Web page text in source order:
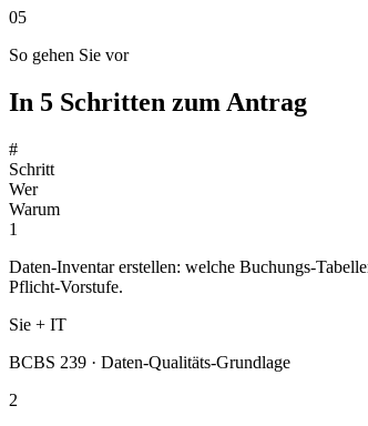
05
So gehen Sie vor
In 5 Schritten zum Antrag
#
Schritt
Wer
Warum
1
Daten-Inventar erstellen: welche Buchungs-
Pflicht-Vorstufe.
Sie + IT
BCBS 239 · Daten-Qualitäts-Grundlage
2